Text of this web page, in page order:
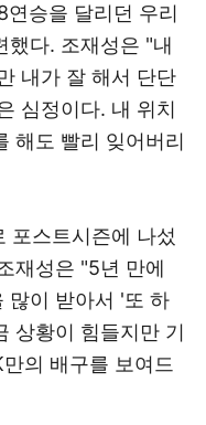
승을 달리던 우리
했다. 조재성은 "내
내가 잘 해서 단단
심정이다. 내 위치
해도 빨리 잊어버리
포스트시즌에 나섰
재성은 "5년 만에
많이 받아서 '또 하
상황이 힘들지만 기
의 배구를 보여드